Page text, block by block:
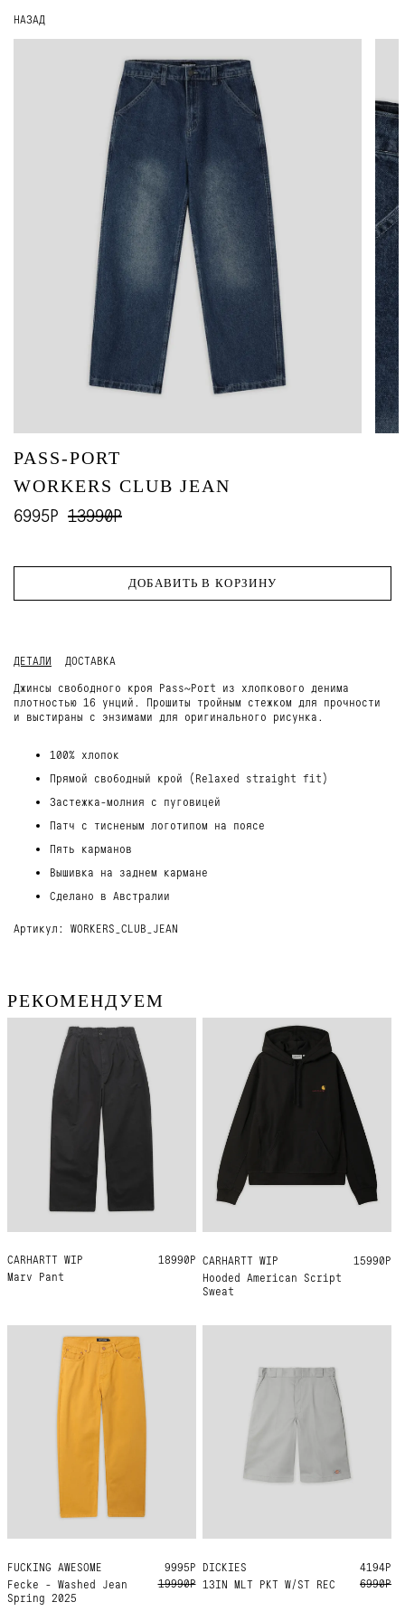
НАЗАД
PASS-PORT
WORKERS CLUB JEAN
6995Р 13990Р
ДОБАВИТЬ В КОРЗИНУ
ДЕТАЛИ
ДОСТАВКА
Джинсы свободного кроя Pass~Port из хлопкового денима
плотностью 16 унций. Прошиты тройным стежком для прочности
и выстираны с энзимами для оригинального рисунка.
100% хлопок
Прямой свободный крой (Relaxed straight fit)
Застежка-молния с пуговицей
Патч с тисненым логотипом на поясе
Пять карманов
Вышивка на заднем кармане
Сделано в Австралии
Артикул: WORKERS_CLUB_JEAN
РЕКОМЕНДУЕМ
CARHARTT WIP
Marv Pant
M L XL 18990Р CARHARTT WIP
Hooded American Script
Sweat
S 15990Р
FUCKING AWESOME
Fecke - Washed Jean
Spring 2025
36
9995Р
19990Р
DICKIES
13IN MLT PKT W/ST REC
33 32 31
4194Р
6990Р